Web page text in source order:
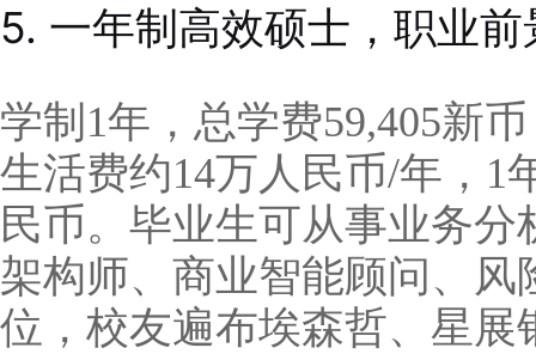
5. 一年制高效硕士，职业前
学制1年，总学费59,405新
生活费约14万人民币/年，1
民币。毕业生可从事业务
架构师、商业智能顾问、
位，校友遍布埃森哲、星